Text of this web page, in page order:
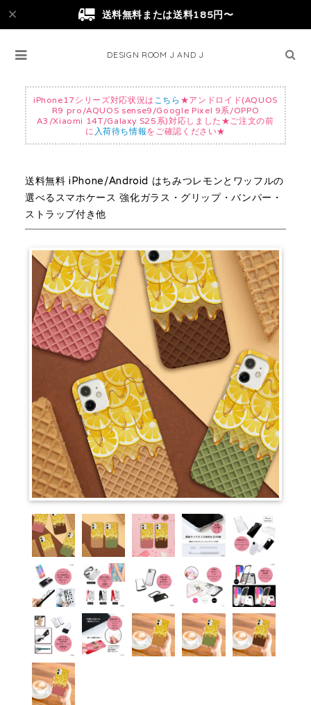
送料無料または送料185円〜
DESIGN ROOM J AND J
iPhone17シリーズ対応状況は こちら ★アンドロイド(AQUOS
R9 pro/AQUOS sense9/Google Pixel 9系/OPPO
A3/Xiaomi 14T/Galaxy S25系)対応しました★ご注文の前
に 入荷待ち情報をご確認ください★
送料無料 iPhone/Android はちみつレモンとワッフルの
選べるスマホケース 強化ガラス・グリップ・バンパー・
ストラップ付き他